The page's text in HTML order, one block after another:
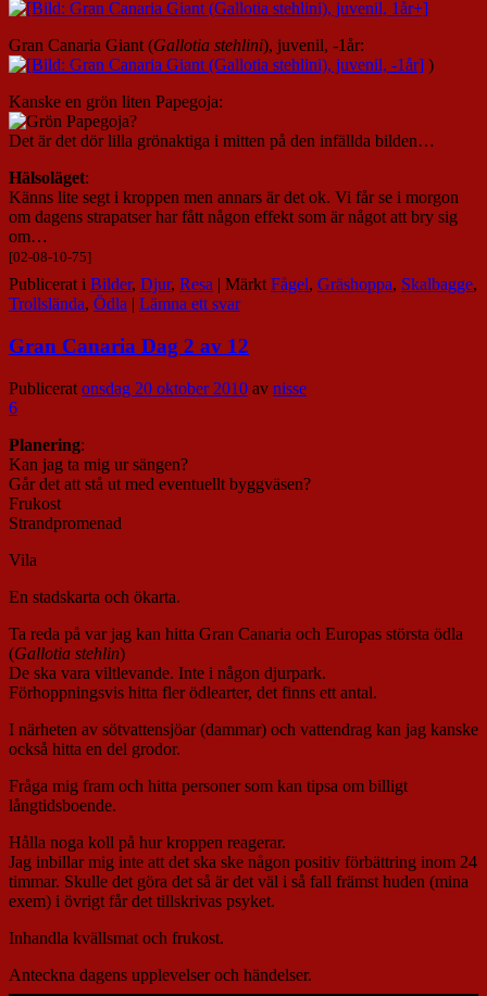
Gran Canaria Giant (Gallotia stehlini), juvenil, -1år:
)
Kanske en grön liten Papegoja:
Det är det dör lilla grönaktiga i mitten på den infällda bilden…
Hälsoläget:
Känns lite segt i kroppen men annars är det ok. Vi får se i morgon
om dagens strapatser har fått någon effekt som är något att bry sig
om…
[02-08-10-75]
Publicerat i Bilder, Djur, Resa | Märkt Fågel, Gräshoppa, Skalbagge,
Trollslända, Ödla | Lämna ett svar
Gran Canaria Dag 2 av 12
Publicerat onsdag 20 oktober 2010 av nisse
6
Planering:
Kan jag ta mig ur sängen?
Går det att stå ut med eventuellt byggväsen?
Frukost
Strandpromenad
Vila
En stadskarta och ökarta.
Ta reda på var jag kan hitta Gran Canaria och Europas största ödla
(Gallotia stehlin)
De ska vara viltlevande. Inte i någon djurpark.
Förhoppningsvis hitta fler ödlearter, det finns ett antal.
I närheten av sötvattensjöar (dammar) och vattendrag kan jag kanske
också hitta en del grodor.
Fråga mig fram och hitta personer som kan tipsa om billigt
långtidsboende.
Hålla noga koll på hur kroppen reagerar.
Jag inbillar mig inte att det ska ske någon positiv förbättring inom 24
timmar. Skulle det göra det så är det väl i så fall främst huden (mina
exem) i övrigt får det tillskrivas psyket.
Inhandla kvällsmat och frukost.
Anteckna dagens upplevelser och händelser.